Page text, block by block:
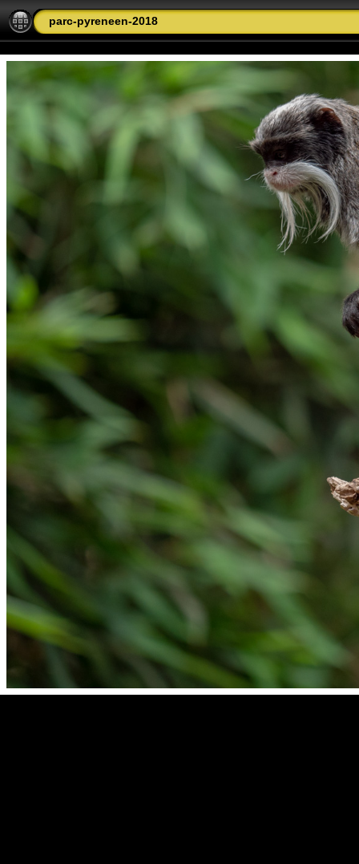
parc-pyreneen-2018